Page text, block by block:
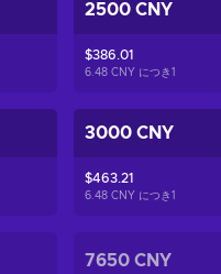
2500 CNY
$386.01
6.48 CNY につき1
3000 CNY
$463.21
6.48 CNY につき1
7650 CNY